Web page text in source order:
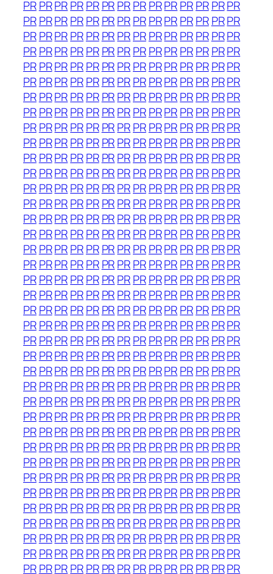
PRPRPRPRPR PRPRPRPRPRPRPR PRPR
PRPRPRPRPR PRPRPRPRPRPRPR PRPR
PRPRPRPRPR PRPRPRPRPRPRPR PRPR
PRPRPRPRPR PRPRPRPRPRPRPR PRPR
PRPRPRPRPR PRPRPRPRPRPRPR PRPR
PRPRPRPRPR PRPRPRPRPRPRPR PRPR
PRPRPRPRPR PRPRPRPRPRPRPR PRPR
PRPRPRPRPR PRPRPRPRPRPRPR PRPR
PRPRPRPRPR PRPRPRPRPRPRPR PRPR
PRPRPRPRPR PRPRPRPRPRPRPR PRPR
PRPRPRPRPR PRPRPRPRPRPRPR PRPR
PRPRPRPRPR PRPRPRPRPRPRPR PRPR
PRPRPRPRPR PRPRPRPRPRPRPR PRPR
PRPRPRPRPR PRPRPRPRPRPRPR PRPR
PRPRPRPRPR PRPRPRPRPRPRPR PRPR
PRPRPRPRPR PRPRPRPRPRPRPR PRPR
PRPRPRPRPR PRPRPRPRPRPRPR PRPR
PRPRPRPRPR PRPRPRPRPRPRPR PRPR
PRPRPRPRPR PRPRPRPRPRPRPR PRPR
PRPRPRPRPR PRPRPRPRPRPRPR PRPR
PRPRPRPRPR PRPRPRPRPRPRPR PRPR
PRPRPRPRPR PRPRPRPRPRPRPR PRPR
PRPRPRPRPR PRPRPRPRPRPRPR PRPR
PRPRPRPRPR PRPRPRPRPRPRPR PRPR
PRPRPRPRPR PRPRPRPRPRPRPR PRPR
PRPRPRPRPR PRPRPRPRPRPRPR PRPR
PRPRPRPRPR PRPRPRPRPRPRPR PRPR
PRPRPRPRPR PRPRPRPRPRPRPR PRPR
PRPRPRPRPR PRPRPRPRPRPRPR PRPR
PRPRPRPRPR PRPRPRPRPRPRPR PRPR
PRPRPRPRPR PRPRPRPRPRPRPR PRPR
PRPRPRPRPR PRPRPRPRPRPRPR PRPR
PRPRPRPRPR PRPRPRPRPRPRPR PRPR
PRPRPRPRPR PRPRPRPRPRPRPR PRPR
PRPRPRPRPR PRPRPRPRPRPRPR PRPR
PRPRPRPRPR PRPRPRPRPRPRPR PRPR
PRPRPRPRPR PRPRPRPRPRPRPR PRPR
PRPRPRPRPR PRPRPRPRPRPRPR PRPR